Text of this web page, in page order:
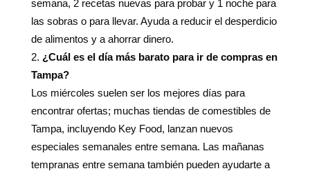
semana, 2 recetas nuevas para probar y 1 noche para
las sobras o para llevar. Ayuda a reducir el desperdicio
de alimentos y a ahorrar dinero.
¿Cuál es el día más barato para ir de compras en
Tampa?
Los miércoles suelen ser los mejores días para
encontrar ofertas; muchas tiendas de comestibles de
Tampa, incluyendo Key Food, lanzan nuevos
especiales semanales entre semana. Las mañanas
tempranas entre semana también pueden ayudarte a